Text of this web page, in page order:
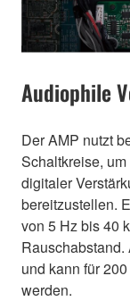
Audiophile
Der AMP nutzt
Schaltkreise,
digitaler
bereitzustellen.
von 5 Hz bis 40
Rauschabstand.
und kann für
werden.